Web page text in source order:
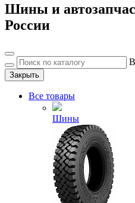
Шины и
России
Закрыть
Все товары
Шины